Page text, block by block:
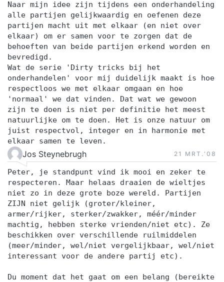
Naar mijn idee zijn tijdens een onderhandeling
alle partijen gelijkwaardig en oefenen deze
partijen macht uit met elkaar (en niet over
elkaar) om er samen voor te zorgen dat de
behoeften van beide partijen erkend worden en
bevredigd.
Wat de serie 'Dirty tricks bij het
onderhandelen' voor mij duidelijk maakt is hoe
respectloos we met elkaar omgaan en hoe
'normaal' we dat vinden. Dat wat we gewoon
zijn te doen is niet per definitie het meest
natuurlijke om te doen. Het is onze natuur om
juist respectvol, integer en in harmonie met
elkaar samen te leven.
Jos Steynebrugh 21 MRT.‘08
Peter, je standpunt vind ik mooi en zeker te
respecteren. Maar helaas draaien de wieltjes
niet zo in deze grote boze wereld. Partijen
ZIJN niet gelijk (groter/kleiner,
armer/rijker, sterker/zwakker, méér/minder
machtig, hebben sterke vrienden/niet etc). Ze
beschikken over verschillende ruilmiddelen
(meer/minder, wel/niet vergelijkbaar, wel/niet
interessant voor de andere partij etc).
Du moment dat het gaat om een belang (bereikte